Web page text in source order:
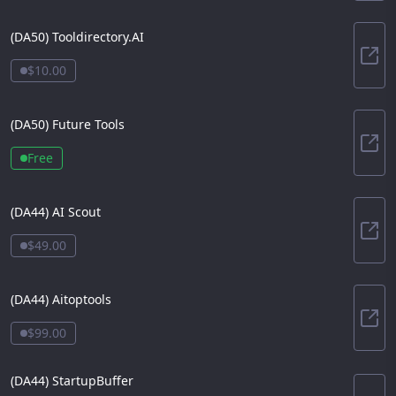
(DA50) Tooldirectory.AI
$10.00
(DA50) Future Tools
Free
(DA44) AI Scout
$49.00
AI
(DA44) Aitoptools
$99.00
(DA44) StartupBuffer